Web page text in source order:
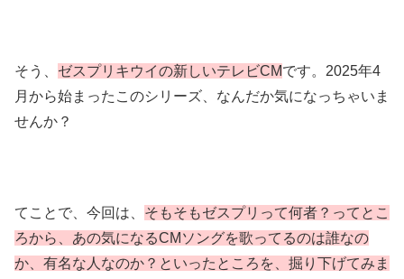
そう、 ゼスプリキウイの新しいテレビCMです。2025年4
月から始まったこのシリーズ、なんだか気になっちゃいま
せんか？
てことで、今回は、 そもそもゼスプリって何者？ってとこ
ろから、あの気になるCMソングを歌ってるのは誰なの
か、有名な人なのか？といったところを、掘り下げてみま